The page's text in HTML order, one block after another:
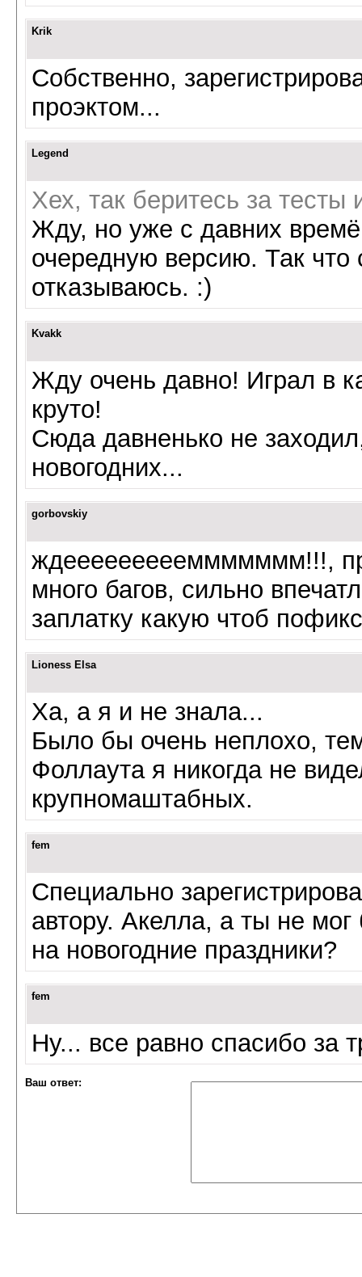
Krik
Собственно,
проэктом...
Legend
Хех, так беритесь за тесты
Жду, но уже с давних
очередную версию. Так что
отказываюсь. :)
Kvakk
Жду очень давно! Играл в
круто!
Сюда давненько не
новогодних...
gorbovskiy
ждеееееееееммммммм!!!,
много багов, сильно
заплатку какую чтоб
Lioness Elsa
Ха, а я и не знала...
Было бы очень неплохо,
Фоллаута я никогда не
крупномаштабных.
fem
Специально
автору. Акелла, а ты не
на новогодние праздники?
fem
Ну... все равно спасибо за
Ваш ответ: